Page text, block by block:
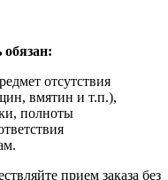
отсутствия
вмятин и т.п.),
полноты
прием заказа без